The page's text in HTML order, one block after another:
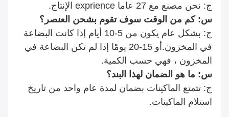
ج: نحن مصنع مع 27 عاما exprience الإنتاج.
س: كم من الوقت سوف تقوم بشحن العنصر؟
ج: بشكل عام يكون من 5-10 أيام إذا كانت البضاعة
في المخزون.أو 15-20 يومًا إذا لم تكن البضاعة في
المخزون ، فهي حسب الكمية.
س: ما هو الضمان لهذا البند؟
ج: تتمتع الماكينات بضمان لمدة عام واحد من تاريخ
استلام الماكينات.